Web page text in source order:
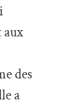
aux
des
a